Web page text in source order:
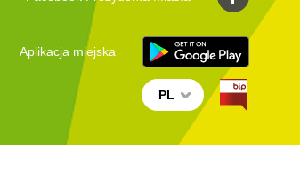
Aplikacja miejska
PL